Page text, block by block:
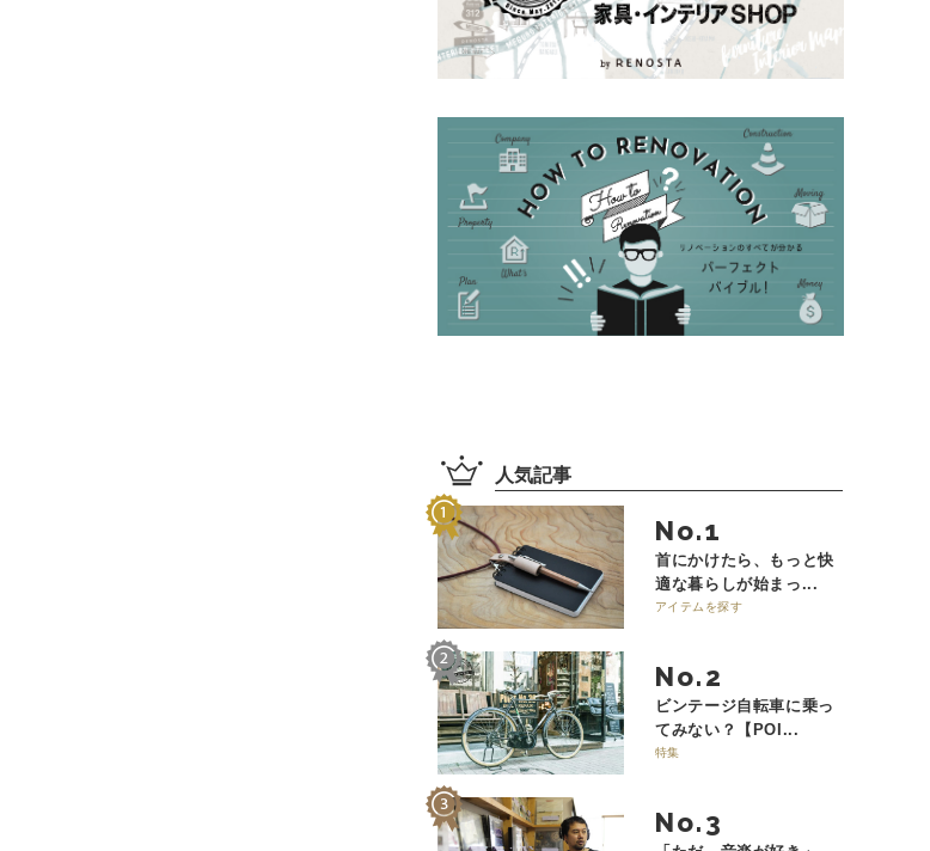
人気記事
No.
首にかけたら、もっと快
適な暮らしが始まっ...
アイテムを探す
No.
ビンテージ自転車に乗っ
てみない？【POI...
特集
No.